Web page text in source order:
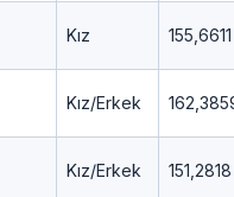
Kız 155,6611
Kız/Erkek
Kız/Erkek 151,2818